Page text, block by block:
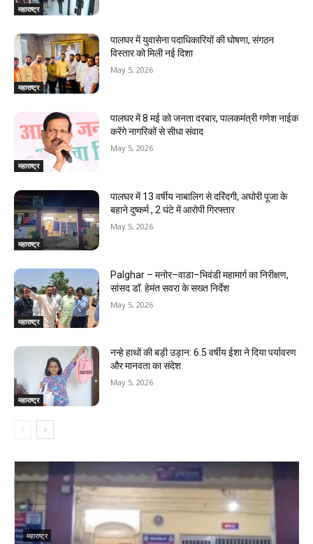
महाराष्ट्र
महाराष्ट्र
पालघर में युवासेना पदाधिकारियों की घोषणा, संगठन
विस्तार को मिली नई दिशा
May 5, 2026
महाराष्ट्र
पालघर में 8 मई को जनता दरबार, पालकमंत्री गणेश नाईक
करेंगे नागरिकों से सीधा संवाद
May 5, 2026
महाराष्ट्र
पालघर में 13 वर्षीय नाबालिग से दरिंदगी, अघोरी पूजा के
बहाने दुष्कर्म , 2 घंटे में आरोपी गिरफ्तार
May 5, 2026
महाराष्ट्र
Palghar – मनोर–वाडा–भिवंडी महामार्ग का निरीक्षण,
सांसद डॉ. हेमंत सवरा के सख्त निर्देश
May 5, 2026
महाराष्ट्र
नन्हे हाथों की बड़ी उड़ान: 6.5 वर्षीय ईशा ने दिया पर्यावरण
और मानवता का संदेश
May 5, 2026
महाराष्ट्र